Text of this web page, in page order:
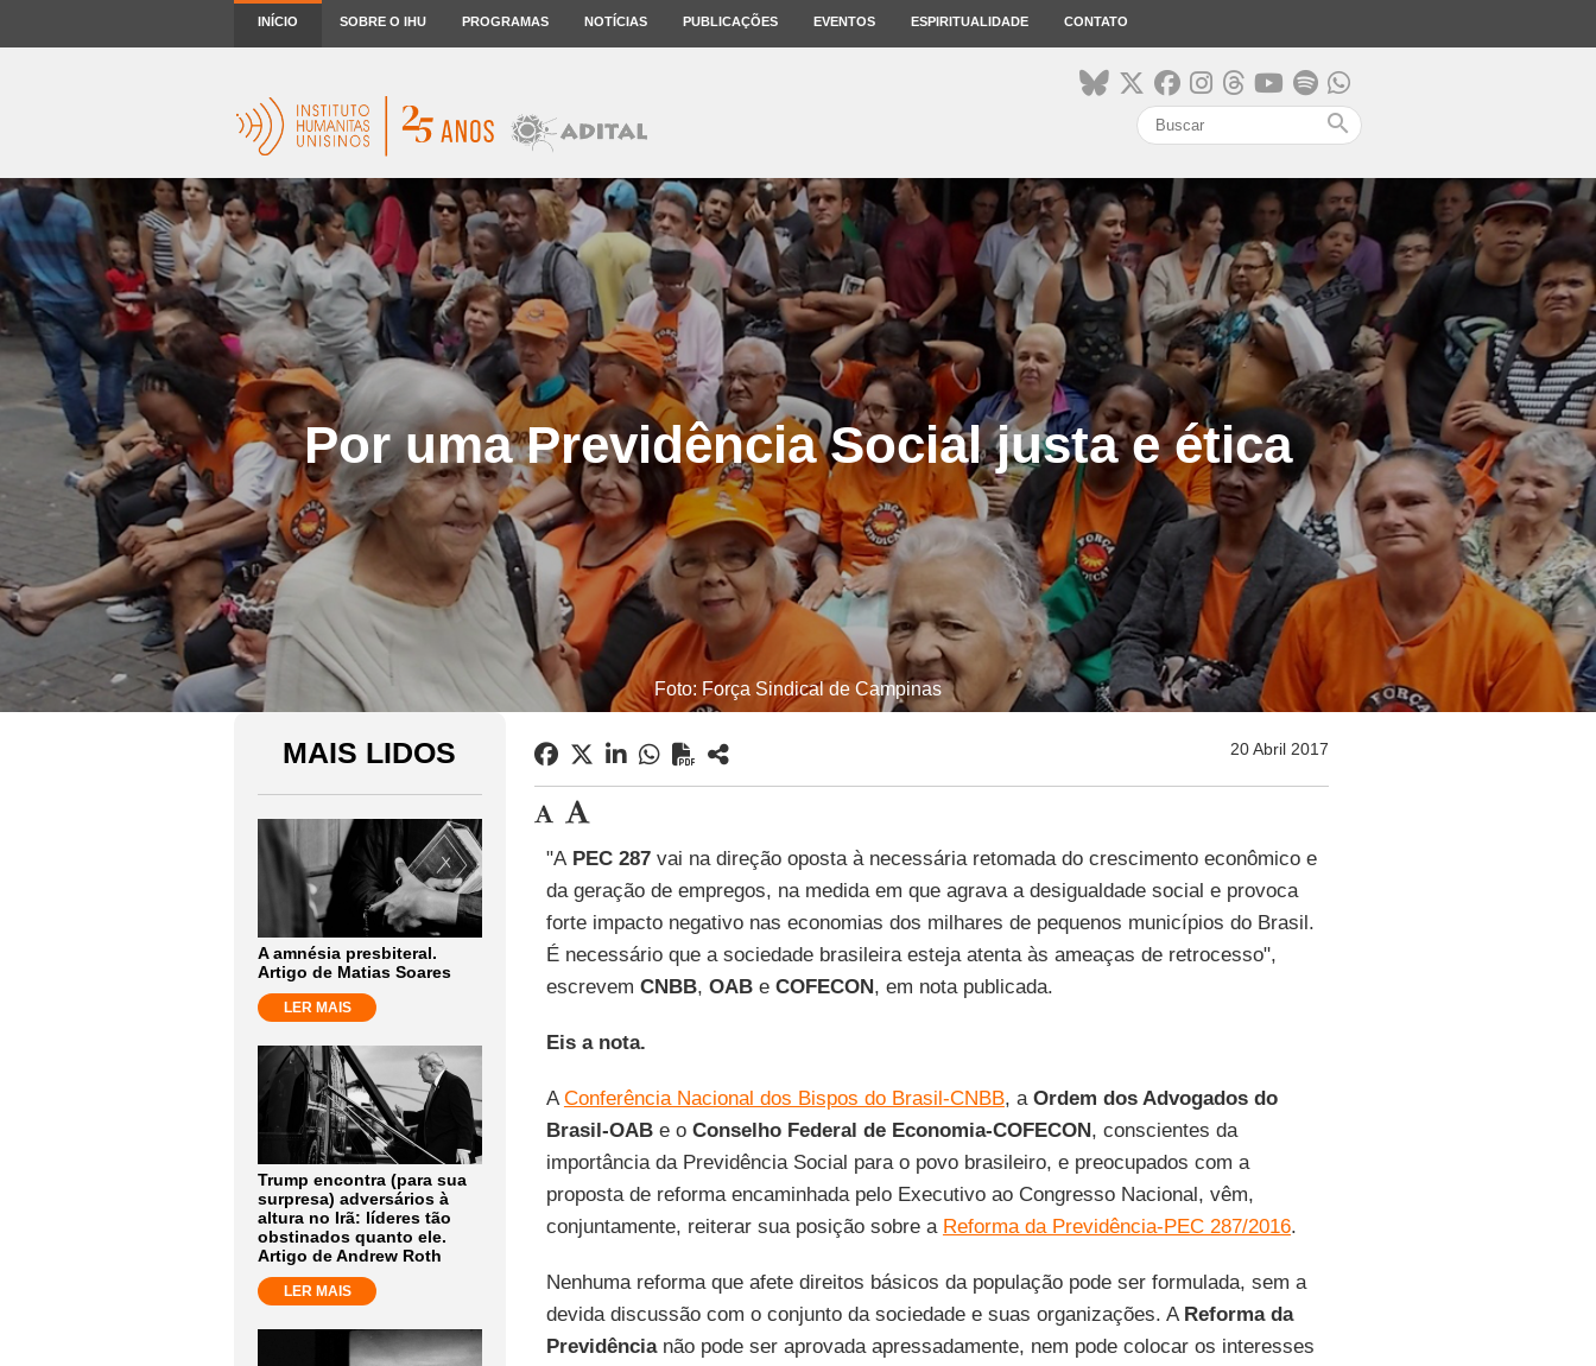
INÍCIO SOBRE O IHU PROGRAMAS NOTÍCIAS PUBLICAÇÕES EVENTOS ESPIRITUALIDADE CONTATO
search
Por uma Previdência Social justa e ética
Foto: Força Sindical de Campinas
MAIS LIDOS
A amnésia presbiteral.
Artigo de Matias Soares
LER MAIS
Trump encontra (para sua
surpresa) adversários à
altura no Irã: líderes tão
obstinados quanto ele.
Artigo de Andrew Roth
LER MAIS
20 Abril 2017
"APEC 287vai na direção oposta à necessária retomada do crescimento econômico e
da geração de empregos, na medida em que agrava a desigualdade social e provoca
forte impacto negativo nas economias dos milhares de pequenos municípios do Brasil.
É necessário que a sociedade brasileira esteja atenta às ameaças de retrocesso",
escrevem CNBB, OABe COFECON, em nota publicada.
Eis a nota.
AConferência Nacional dos Bispos do Brasil-CNBB, a Ordem dos Advogados do
Brasil-OABe o Conselho Federal de Economia-COFECON, conscientes da
importância da Previdência Social para o povo brasileiro, e preocupados com a
proposta de reforma encaminhada pelo Executivo ao Congresso Nacional, vêm,
conjuntamente, reiterar sua posição sobre a Reforma da Previdência-PEC 287/2016.
Nenhuma reforma que afete direitos básicos da população pode ser formulada, sem a
devida discussão com o conjunto da sociedade e suas organizações. A Reforma da
Previdêncianão pode ser aprovada apressadamente, nem pode colocar os interesses